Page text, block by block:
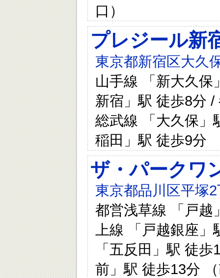
口）
プレジール新
東京都新宿区大久
山手線 「新大久保
新宿」駅 徒歩8分
総武線 「大久保」
稲田」駅 徒歩9分
ザ・パークワ
東京都品川区平塚
都営浅草線 「戸越
上線 「戸越銀座
「五反田」駅 徒
前」駅 徒歩13分